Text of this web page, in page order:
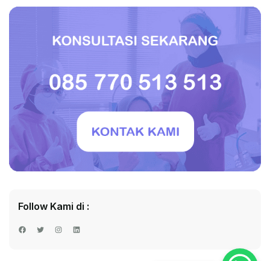
Follow Kami di :
Facebook
TwitterInstagram